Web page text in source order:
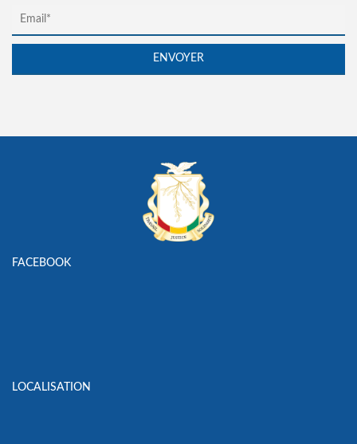
FACEBOOK
LOCALISATION